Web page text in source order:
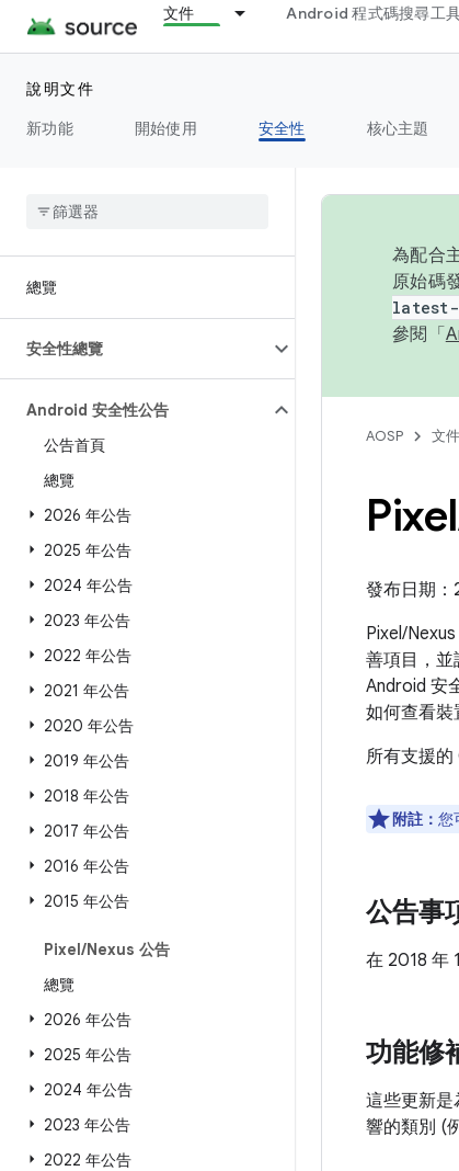
文件 Android 程式碼搜尋工
說明文件
新功能
開始使用 安全性 核心主題
總覽
安全性總覽
Android 安全性公告
公告首頁
總覽
2026 年公告
2025 年公告
2024 年公告
2023 年公告
2022 年公告
2021 年公告
2020 年公告
2019 年公告
2018 年公告
2017 年公告
2016 年公告
2015 年公告
Pixel/Nexus 公告
總覽
2026 年公告
2025 年公告
2024 年公告
2023 年公告
2022 年公告
為配合
原始碼
latest-
參閱「
AOSP 文件
Pixel
發布日期：
Pixel/
善項目，
Android 安
如何查看裝
所有支援
附註： 您
公告事
在 2018 年
功能修
這些更新是
響的類別 (